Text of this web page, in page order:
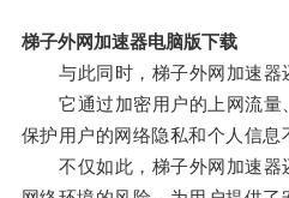
梯子外网加速器电脑版下载
与此同时，梯子外网加速器
它通过加密用户的上网流量
保护用户的网络隐私和个人信息
不仅如此，梯子外网加速器